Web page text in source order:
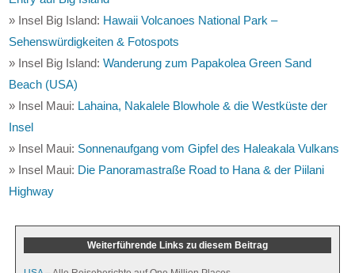
» Insel Big Island: Hawaii Volcanoes National Park –
Sehenswürdigkeiten & Fotospots
» Insel Big Island:Wanderung zum Papakolea Green Sand
Beach (USA)
» Insel Maui: Lahaina, Nakalele Blowhole & die Westküste der
Insel
» Insel Maui: Sonnenaufgang vom Gipfel des Haleakala Vulkans
» Insel Maui: Die Panoramastraße Road to Hana & der Piilani
Highway
Weiterführende Links zu diesem Beitrag